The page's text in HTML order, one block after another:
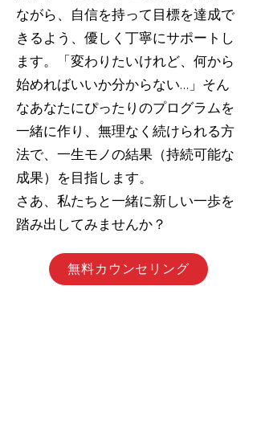
ながら、自信を持って目標を達成で
きるよう、優しく丁寧にサポートし
ます。「変わりたいけれど、何から
始めればいいか分からない…」そん
なあなたにぴったりのプログラムを
一緒に作り、無理なく続けられる方
法で、一生モノの結果（持続可能な
成果）を目指します。
さあ、私たちと一緒に新しい一歩を
踏み出してみませんか？
無料カウンセリング